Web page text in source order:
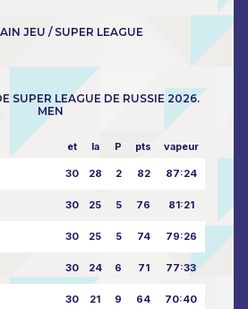
JEU / SUPER LEAGUE
SUPER LEAGUE DE RUSSIE 2026.
MEN
et la P pts vapeur
30 28 2 82 87:24
30 25 5 76 81:21
30 25 5 74 79:26
30 24 6 71 77:33
30 21 9 64 70:40